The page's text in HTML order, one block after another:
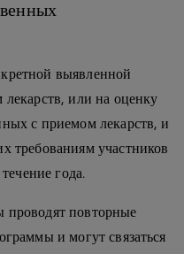
выявленной
или на оценку
с приемом лекарств, и
требованиям участников
года.
проводят повторные
и могут связаться